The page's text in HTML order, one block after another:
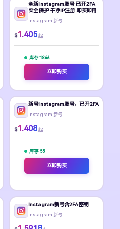
全新Instagram账号 已开2FA
安全保护 干净IP注册 即买即用
Instagram 新号
$1.405 起
库存 1846
立即购买
新号Instagram账号，已开2FA
Instagram 新号
$1.408 起
库存 55
立即购买
Instagram新号含2FA密钥
Instagram 新号